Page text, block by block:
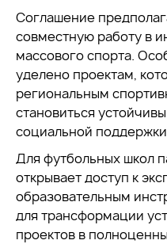
Соглашение
совместную работу в
массового спорта.
уделено проектам,
региональным
становиться
социальной
Для футбольных школ
открывает доступ к
образовательным
для трансформации
проектов в